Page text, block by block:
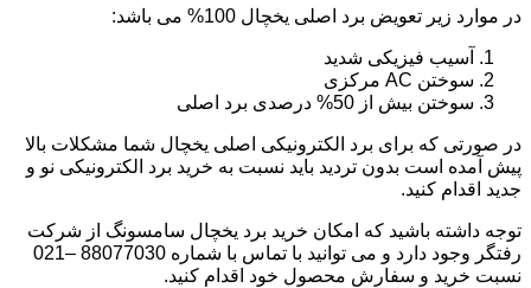
در موارد زیر تعویض برد اصلی یخچال 100% می باشد:
آسیب فیزیکی شدید
سوختن AC مرکزی
سوختن بیش از 50% درصدی برد اصلی
در صورتی که برای برد الکترونیکی اصلی یخچال شما مشکلات بالا
پیش آمده است بدون تردید باید نسبت به خرید برد الکترونیکی نو و
جدید اقدام کنید.
توجه داشته باشید که امکان خرید برد یخچال سامسونگ از شرکت
رفتگر وجود دارد و می توانید با تماس با شماره 88077030 –021
نسبت خرید و سفارش محصول خود اقدام کنید.